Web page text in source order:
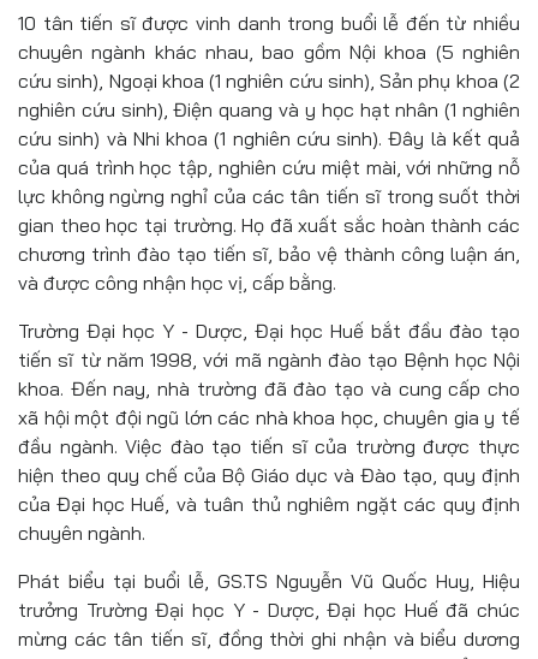
10 tân tiến sĩ được vinh danh trong buổi lễ đến từ nhiều
chuyên ngành khác nhau, bao gồm Nội khoa (5 nghiên
cứu sinh), Ngoại khoa (1 nghiên cứu sinh), Sản phụ khoa (2
nghiên cứu sinh), Điện quang và y học hạt nhân (1 nghiên
cứu sinh) và Nhi khoa (1 nghiên cứu sinh). Đây là kết quả
của quá trình học tập, nghiên cứu miệt mài, với những nỗ
lực không ngừng nghỉ của các tân tiến sĩ trong suốt thời
gian theo học tại trường. Họ đã xuất sắc hoàn thành các
chương trình đào tạo tiến sĩ, bảo vệ thành công luận án,
và được công nhận học vị, cấp bằng.
Trường Đại học Y - Dược, Đại học Huế bắt đầu đào tạo
tiến sĩ từ năm 1998, với mã ngành đào tạo Bệnh học Nội
khoa. Đến nay, nhà trường đã đào tạo và cung cấp cho
xã hội một đội ngũ lớn các nhà khoa học, chuyên gia y tế
đầu ngành. Việc đào tạo tiến sĩ của trường được thực
hiện theo quy chế của Bộ Giáo dục và Đào tạo, quy định
của Đại học Huế, và tuân thủ nghiêm ngặt các quy định
chuyên ngành.
Phát biểu tại buổi lễ, GS.TS Nguyễn Vũ Quốc Huy, Hiệu
trưởng Trường Đại học Y - Dược, Đại học Huế đã chúc
mừng các tân tiến sĩ, đồng thời ghi nhận và biểu dương